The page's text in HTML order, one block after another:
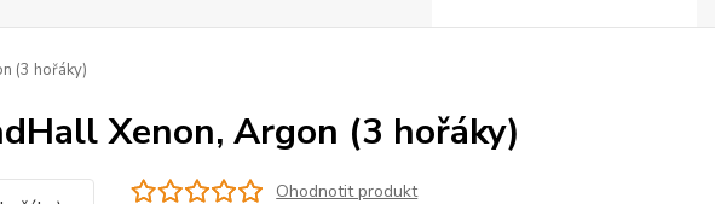
(3 hořáky)
Xenon, Argon (3 hořáky)
Ohodnotit produkt